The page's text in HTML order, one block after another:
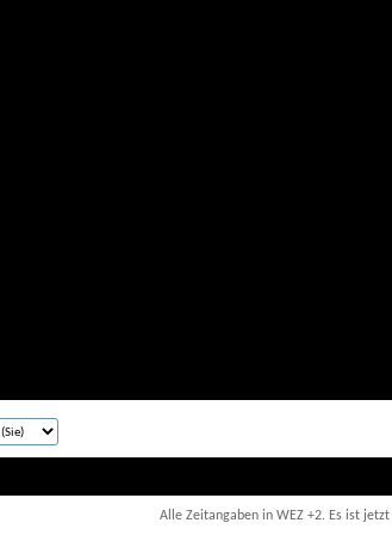
Alle Zeitangaben in WEZ +2. Es ist jetzt